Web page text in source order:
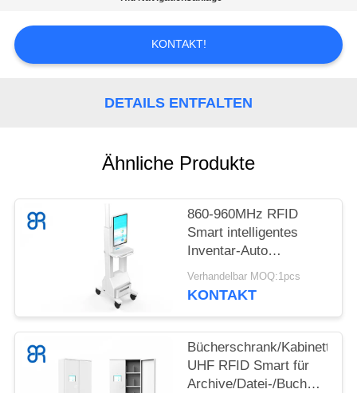
SIE
MIT
ALLE
FORDERN
SIE
EIN
KONTAKT!
DETAILS ENTFALTEN
Ähnliche Produkte
860-960MHz RFID
Smart intelligentes
Inventar-Auto
Kabinett-/RFID für
Buch/Dateiverwaltung
Verhandelbar MOQ:1pcs
KONTAKT
Bücherschrank/Kabinett
UHF RFID Smart für
Archive/Datei-/